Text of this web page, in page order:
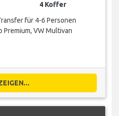
4 Koffer
für 4-6 Personen
Premium, VW Multivan